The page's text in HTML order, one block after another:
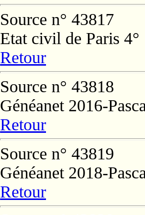
Source n° 43817
Etat civil de Paris 4°
Retour
Source n° 43818
Généanet 2016-
Retour
Source n° 43819
Généanet 2018-
Retour